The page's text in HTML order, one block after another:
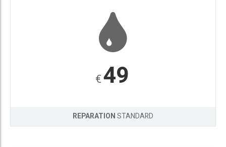
€49
REPARATIONSTANDARD